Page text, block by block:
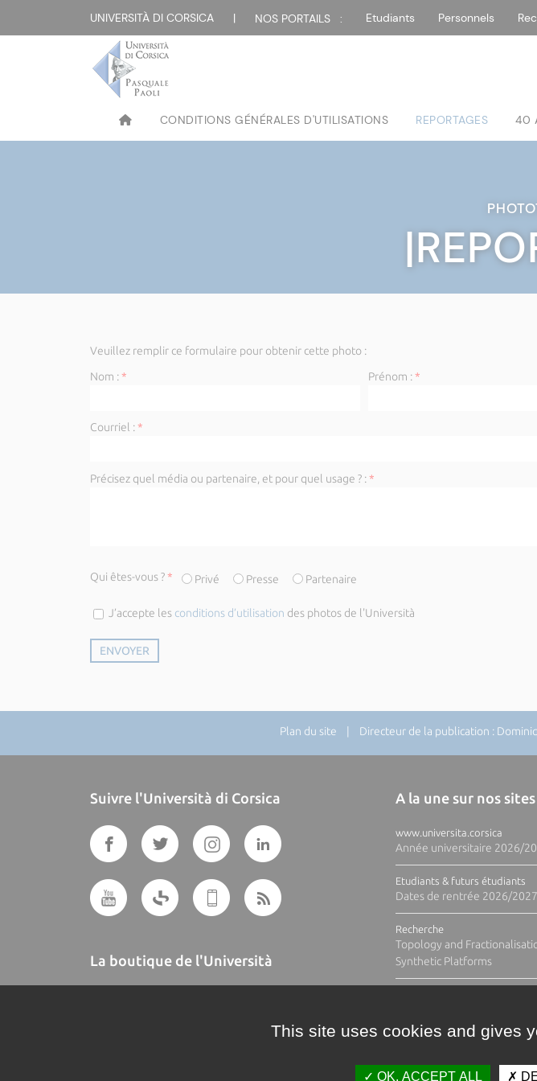
UNIVERSITÀ DI CORSICA | NOS PORTAILS : Etudiants Personnels
CONDITIONS GÉNÉRALES D'UTILISATIONS REPORTAGES 40
Veuillez remplir ce formulaire pour obtenir cette photo :
Nom :* Prénom :*
Courriel :*
Précisez quel média ou partenaire, et pour quel usage ? :*
Qui êtes-vous ?* Privé Presse Partenaire
J’accepte les conditions d’utilisation des photos de l'Università
Plan du site | Directeur de la publication :
Suivre l'Università di Corsica
La boutique de l'Università
A la une sur nos
www.universita.corsica
Année universitaire 2026/
Etudiants & futurs étudiants
Dates de rentrée 2026/
Recherche
Topology and
Synthetic Platforms
This site uses cookies and gives
OK, ACCEPT ALL